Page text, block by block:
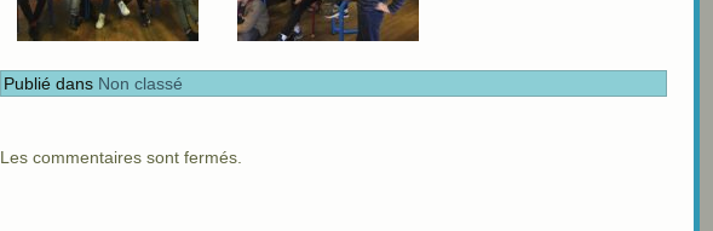
Publié dans Non classé
Les commentaires sont fermés.